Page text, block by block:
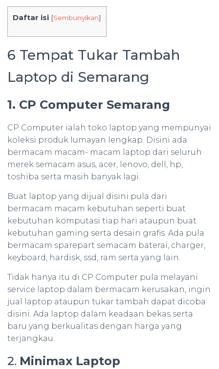
Daftar isi [Sembunyikan]
6 Tempat Tukar Tambah
Laptop di Semarang
1. CP Computer Semarang
CP Computer ialah toko laptop yang mempunyai
koleksi produk lumayan lengkap. Disini ada
bermacam macam- macam laptop dari seluruh
merek semacam asus, acer, lenovo, dell, hp,
toshiba serta masih banyak lagi.
Buat laptop yang dijual disini pula dari
bermacam macam kebutuhan seperti buat
kebutuhan komputasi tiap hari ataupun buat
kebutuhan gaming serta desain grafis. Ada pula
bermacam sparepart semacam baterai, charger,
keyboard, hardisk, ssd, ram serta yang lain.
Tidak hanya itu di CP Computer pula melayani
service laptop dalam bermacam kerusakan, ingin
jual laptop ataupun tukar tambah dapat dicoba
disini. Ada laptop dalam keadaan bekas serta
baru yang berkualitas dengan harga yang
terjangkau.
2. Minimax Laptop